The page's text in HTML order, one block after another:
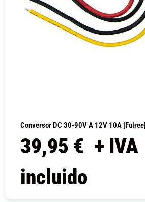
Conversor DC 30-90V A 12V 10A [Fulree]
39,95 € + IVA
incluido